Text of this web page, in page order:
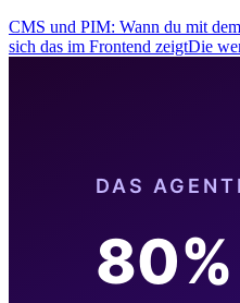
CMS und PIM: Wann du mit
sich das im Frontend zeigtDie